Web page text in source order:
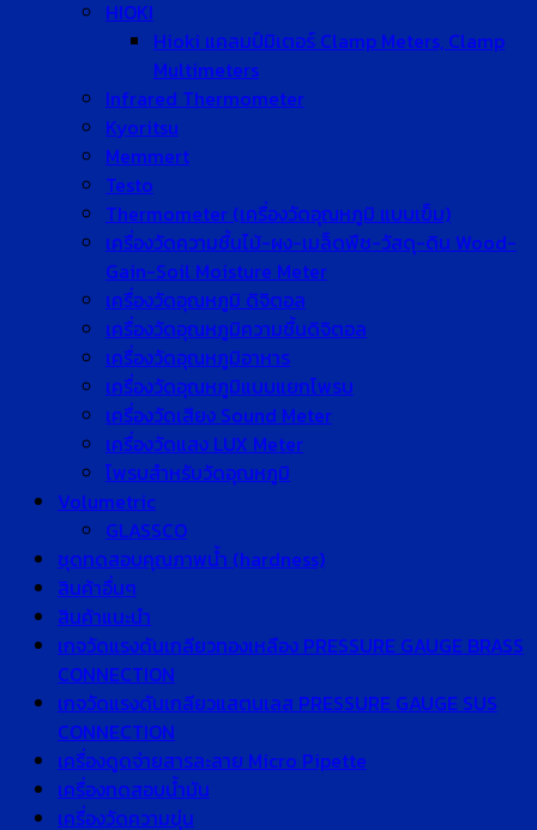
HIOKI
Hioki แคลมป์มิเตอร์ Clamp Meters, Clamp
Multimeters
Infrared Thermometer
Kyoritsu
Memmert
Testo
Thermometer (เครื่องวัดอุณหภูมิ แบบเข็ม)
เครื่องวัดความชื้นไม้-ผง-เมล็ดพืช-วัสดุ-ดิน Wood-
Gain-Soil Moisture Meter
เครื่องวัดอุณหภูมิ ดิจิตอล
เครื่องวัดอุณหภูมิความชื้นดิจิตอล
เครื่องวัดอุณหภูมิอาหาร
เครื่องวัดอุณหภูมิแบบแยกโพรบ
เครื่องวัดเสียง Sound Meter
เครื่องวัดแสง LUX Meter
โพรบสำหรับวัดอุณหภูมิ
Volumetric
GLASSCO
ชุดทดสอบคุณภาพน้ำ (hardness)
สินค้าอื่นๆ
สินค้าแนะนำ
เกจวัดแรงดันเกลียวทองเหลือง PRESSURE GAUGE BRASS
CONNECTION
เกจวัดแรงดันเกลียวแสตนเลส PRESSURE GAUGE SUS
CONNECTION
เครื่องดูดจ่ายสารละลาย Micro Pipette
เครื่องทดสอบน้ำมัน
เครื่องวัดความขุ่น